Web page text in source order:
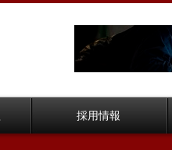
採用情報